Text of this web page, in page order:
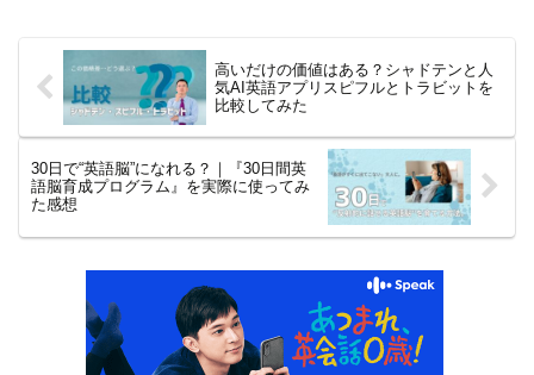
KIRIHARA Online Academyを試
してみるのも一考です。
高いだけの価値はある？シャドテンと人
気AI英語アプリスピフルとトラビットを
比較してみた
30日で“英語脳”になれる？｜『30日間英
語脳育成プログラム』を実際に使ってみ
た感想